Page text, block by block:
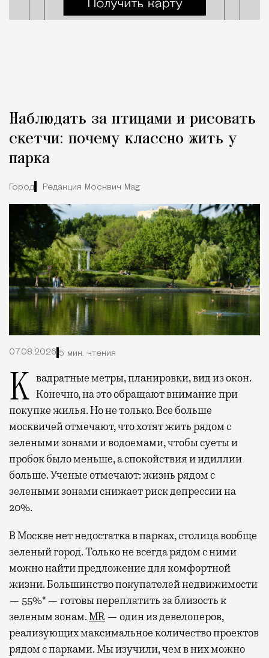
Наблюдать за птицами и рисовать
скетчи: почему классно жить у
парка
Город Редакция Москвич Mag
07.08.2026 5 мин. чтения
Квадратные метры, планировки, вид из окон. Конечно, на это обращают внимание при
покупке жилья. Но не только. Все больше
москвичей отмечают, что хотят жить рядом с
зелеными зонами и водоемами, чтобы суеты и
пробок было меньше, а спокойствия и идиллии
больше. Ученые отмечают: жизнь рядом с
зелеными зонами снижает риск депрессии на
20%.
В Москве нет недостатка в парках, столица вообще
зеленый город. Только не всегда рядом с ними
можно найти предложение для комфортной
жизни. Большинство покупателей недвижимости
— 55%* — готовы переплатить за близость к
зеленым зонам.MR — один из девелоперов,
реализующих максимальное количество проектов
рядом с парками. Мы изучили, чем в них можно